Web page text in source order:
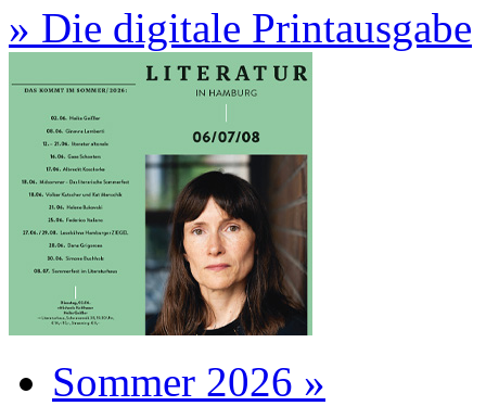
» Die digitale Printausgabe
Sommer 2026 »